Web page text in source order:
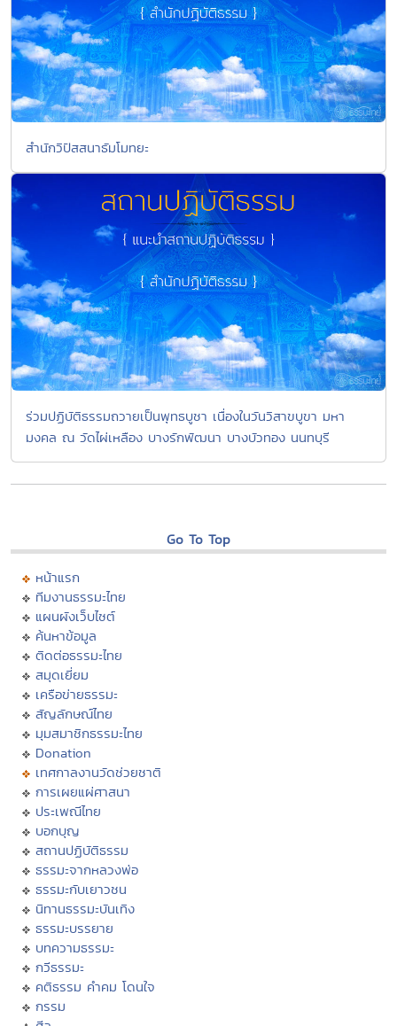
สำนักวิปัสสนาธัมโมทยะ
ร่วมปฏิบัติธรรมถวายเป็นพุทธบูชา เนื่องในวันวิสาขบูขา มหา
มงคล ณ วัดไผ่เหลือง บางรักพัฒนา บางบัวทอง นนทบุรี
Go To Top
หน้าแรก
ทีมงานธรรมะไทย
แผนผังเว็บไซต์
ค้นหาข้อมูล
ติดต่อธรรมะไทย
สมุดเยี่ยม
เครือข่ายธรรมะ
สัญลักษณ์ไทย
มุมสมาชิกธรรมะไทย
Donation
เทศกาลงานวัดช่วยชาติ
การเผยแผ่ศาสนา
ประเพณีไทย
บอกบุญ
สถานปฏิบัติธรรม
ธรรมะจากหลวงพ่อ
ธรรมะกับเยาวชน
นิทานธรรมะบันเทิง
ธรรมะบรรยาย
บทความธรรมะ
กวีธรรมะ
คติธรรม คำคม โดนใจ
กรรม